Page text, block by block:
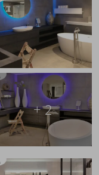
+ 2